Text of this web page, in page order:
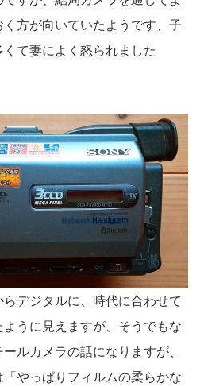
方が向いていたようです、子
て妻によく怒られました
デジタルに、時代に合わせて
うに見えますが、そうでもな
ルカメラの話になりますが、
やっぱりフィルムの柔らかな